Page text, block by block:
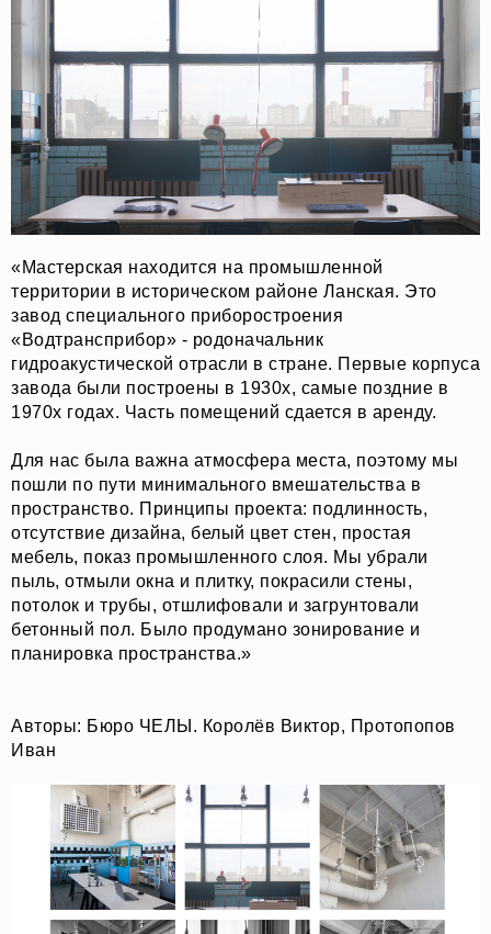
«Мастерская находится на промышленной
территории в историческом районе Ланская. Это
завод специального приборостроения
«Водтрансприбор» - родоначальник
гидроакустической отрасли в стране. Первые корпуса
завода были построены в 1930х, самые поздние в
1970х годах. Часть помещений сдается в аренду.
Для нас была важна атмосфера места, поэтому мы
пошли по пути минимального вмешательства в
пространство. Принципы проекта: подлинность,
отсутствие дизайна, белый цвет стен, простая
мебель, показ промышленного слоя. Мы убрали
пыль, отмыли окна и плитку, покрасили стены,
потолок и трубы, отшлифовали и загрунтовали
бетонный пол. Было продумано зонирование и
планировка пространства.»
Авторы: Бюро ЧЕЛЫ. Королёв Виктор, Протопопов
Иван